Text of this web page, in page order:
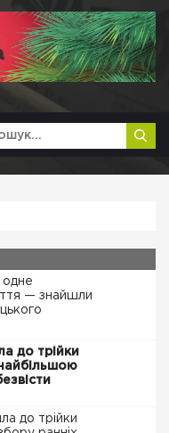
одне
— знайшли
до трійки
найбільшою
до трійки